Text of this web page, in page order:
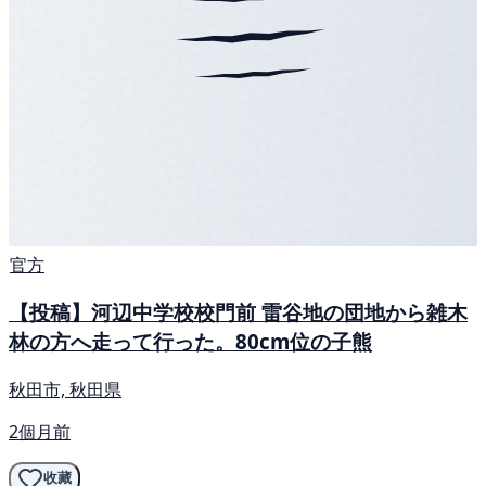
官方
【投稿】河辺中学校校門前 雷谷地の団地から雑木
林の方へ走って行った。80cm位の子熊
秋田市, 秋田県
2個月前
收藏